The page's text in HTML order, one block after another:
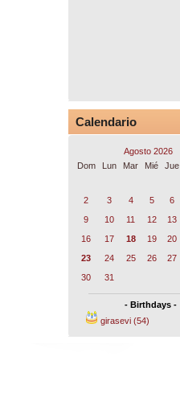
Calendario
Agosto 2026
Dom
Lun Mar Mié Jue
2
3 4 5 6
9
10 11 12 13
16
17 18 19 20
23
24 25 26 27
30
31
- Birthdays -
girasevi (54)